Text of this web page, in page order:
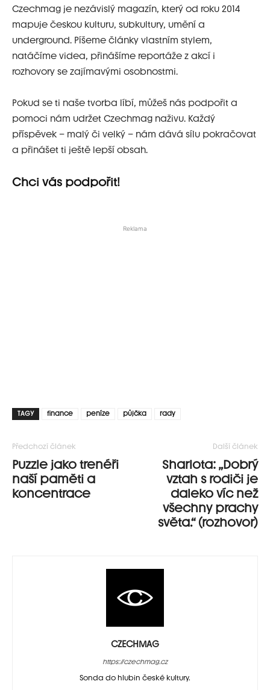
Czechmag je nezávislý magazín, který od roku 2014
mapuje českou kulturu, subkultury, umění a
underground. Píšeme články vlastním stylem,
natáčíme videa, přinášíme reportáže z akcí i
rozhovory se zajímavými osobnostmi.
Pokud se ti naše tvorba líbí, můžeš nás podpořit a
pomoci nám udržet Czechmag naživu. Každý
příspěvek – malý či velký – nám dává sílu pokračovat
a přinášet ti ještě lepší obsah.
Chci vás podpořit!
Reklama
TAGY finance peníze půjčka rady
Předchozí článek
Puzzle jako trenéři
naší paměti a
koncentrace
Další článek
Sharlota: „Dobrý
vztah s rodiči je
daleko víc než
všechny prachy
světa.“ (rozhovor)
CZECHMAG
https://czechmag.cz
Sonda do hlubin české kultury.